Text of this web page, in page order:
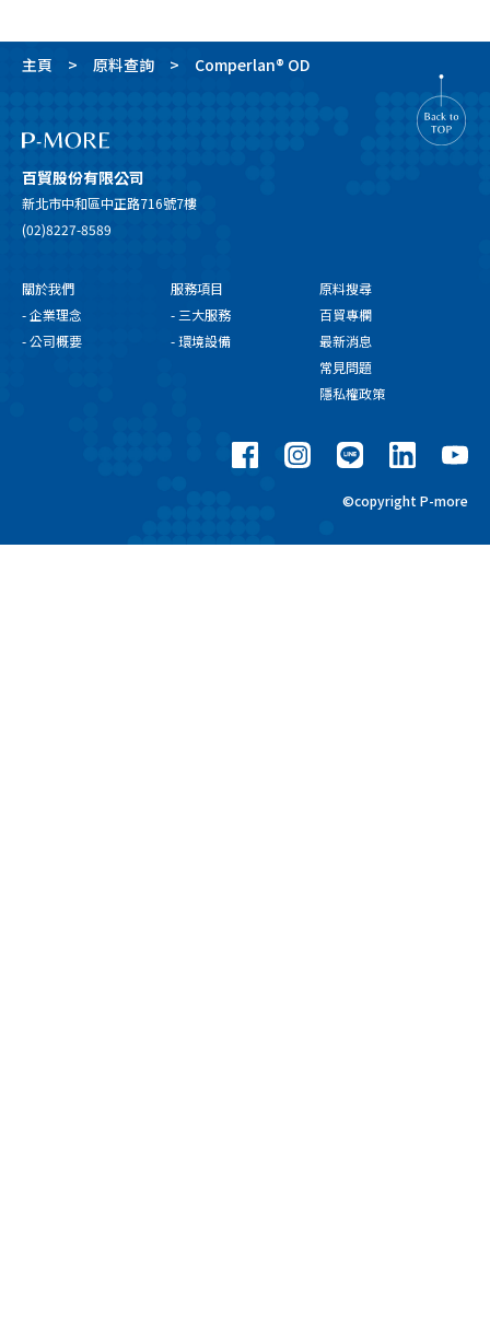
主頁 原料查詢 Comperlan® OD
百貿股份有限公司
新北市中和區中正路716號7樓
(02)8227-8589
關於我們
- 企業理念
- 公司概要
服務項目
- 三大服務
- 環境設備
原料搜尋
百貿專欄
最新消息
常見問題
隱私權政策
©copyright P-more